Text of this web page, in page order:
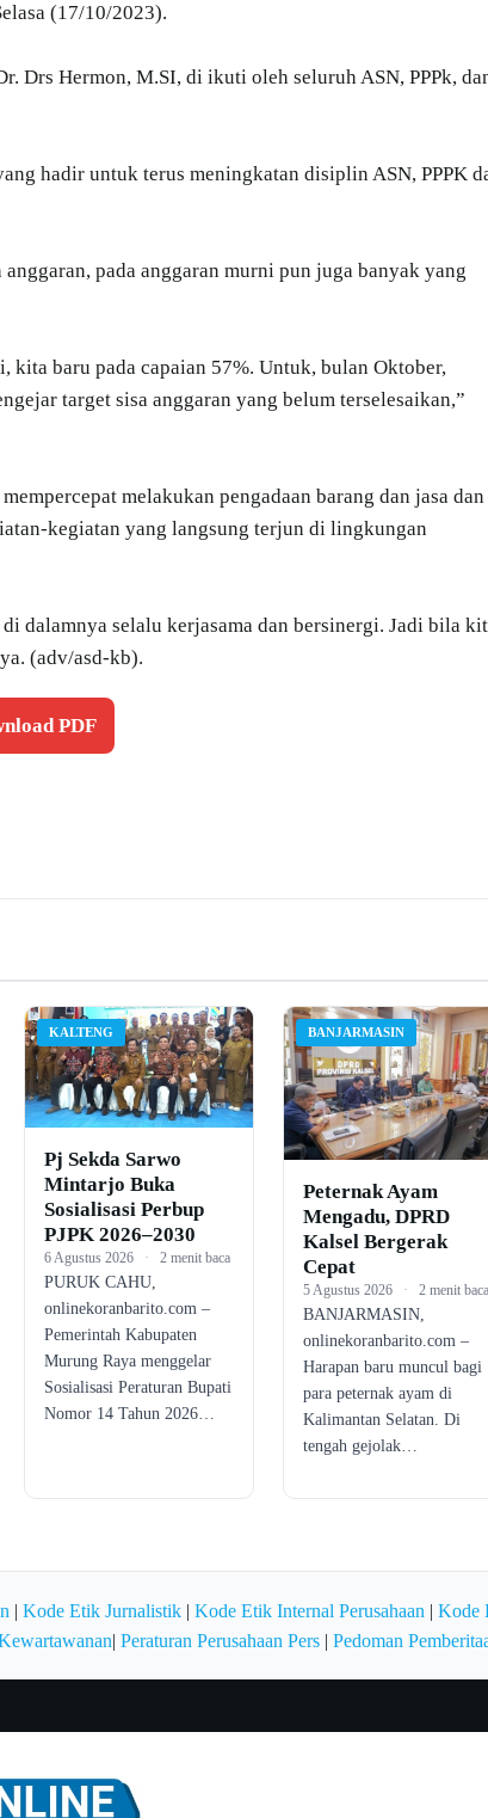
(17/10/2023).
Drs Hermon, M.SI, di ikuti oleh seluruh ASN, PPPk,
hadir untuk terus meningkatan disiplin ASN, PPPK
pada anggaran murni pun juga banyak yang
kita baru pada capaian 57%. Untuk, bulan Oktober,
target sisa anggaran yang belum terselesaikan,”
melakukan pengadaan barang dan jasa dan
kegiatan yang langsung terjun di lingkungan
dalamnya selalu kerjasama dan bersinergi. Jadi bila
(adv/asd-kb).
PDF
KALTENG
Pj Sekda Sarwo
Mintarjo Buka
Sosialisasi Perbup
PJPK 2026–2030
6 Agustus 2026 · 2 menit baca
PURUK CAHU,
onlinekoranbarito.com –
Pemerintah Kabupaten
Murung Raya menggelar
Sosialisasi Peraturan Bupati
Nomor 14 Tahun 2026…
BANJARMASIN
Peternak Ayam
Mengadu, DPRD
Kalsel Bergerak
Cepat
5 Agustus 2026 · 2 menit baca
BANJARMASIN,
onlinekoranbarito.com –
Harapan baru muncul bagi
para peternak ayam di
Kalimantan Selatan. Di
tengah gejolak…
| Kode Etik Jurnalistik | Kode Etik Internal Perusahaan | Kode
| Peraturan Perusahaan Pers| Pedoman